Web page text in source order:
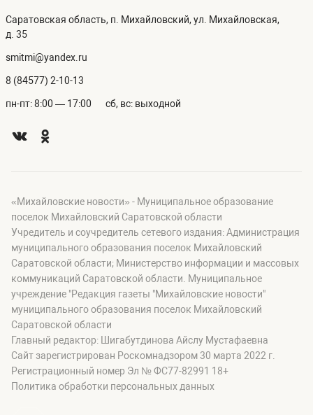
Саратовская область, п. Михайловский, ул. Михайловская,
д. 35
smitmi@yandex.ru
8 (84577) 2-10-13
пн-пт: 8:00 — 17:00 сб, вс: выходной
«Михайловские новости» - Муниципальное образование
поселок Михайловский Саратовской области
Учредитель и соучредитель сетевого издания: Администрация
муниципального образования поселок Михайловский
Саратовской области; Министерство информации и массовых
коммуникаций Саратовской области. Муниципальное
учреждение "Редакция газеты "Михайловские новости"
муниципального образования поселок Михайловский
Саратовской области
Главный редактор: Шигабутдинова Айслу Мустафаевна
Сайт зарегистрирован Роскомнадзором 30 марта 2022 г.
Регистрационный номер Эл № ФС77-82991 18+
Политика обработки персональных данных